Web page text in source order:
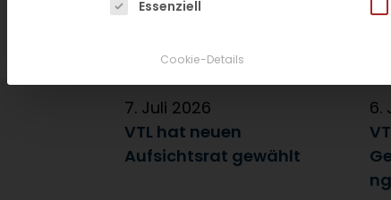
7. Juli 2026
VTL hat neuen
Aufsichtsrat gewählt
6.
ng
Essenziell
Cookie-Details